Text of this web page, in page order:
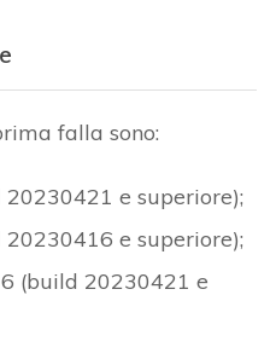
falla sono:
20230421 e superiore);
20230416 e superiore);
(build 20230421 e